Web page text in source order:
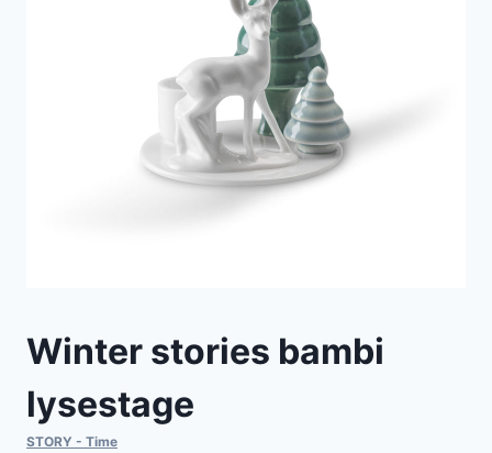
Winter stories bambi
lysestage
STORY - Time